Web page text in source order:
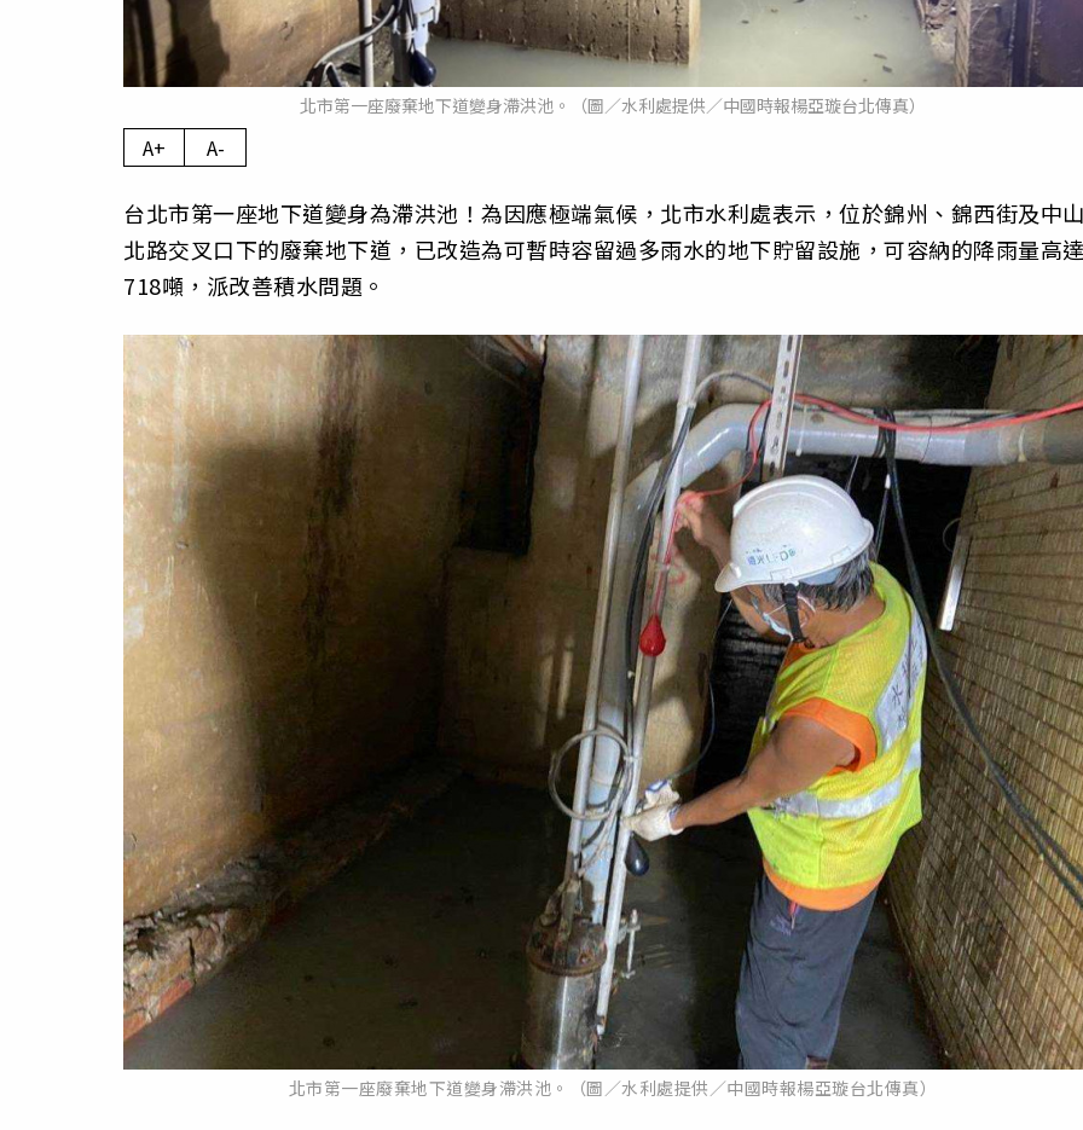
北市第一座廢棄地下道變身滯洪池。（圖／水利處提供／中國時報楊亞璇台北傳真）
A+ A-
台北市第一座地下道變身為滯洪池！為因應極端氣候，北市水利處表示，位於錦州、錦西街及中
北路交叉口下的廢棄地下道，已改造為可暫時容留過多雨水的地下貯留設施，可容納的降雨量高
718噸，派改善積水問題。
北市第一座廢棄地下道變身滯洪池。（圖／水利處提供／中國時報楊亞璇台北傳真）